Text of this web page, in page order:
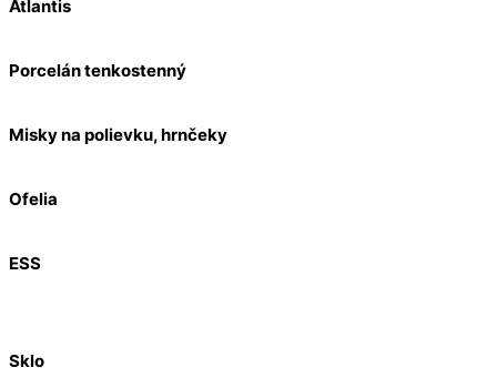
Atlantis
Porcelán tenkostenný
Misky na polievku, hrnčeky
Ofelia
ESS
Sklo